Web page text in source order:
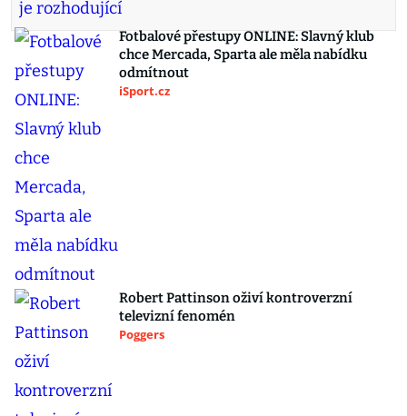
Fotbalové přestupy ONLINE: Slavný klub
chce Mercada, Sparta ale měla nabídku
odmítnout
iSport.cz
Robert Pattinson oživí kontroverzní
televizní fenomén
Poggers